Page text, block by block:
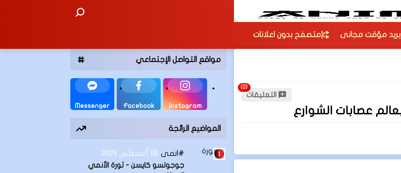
بريد مؤقت مجانى متصفح بدون اعلانات
التعليقات
مواقع التواصل الإجتماعي
Instagram
Facebook
Messenger
المواضيع الرائجة
انمى 06 أغسطس 2025
جوجوتسو كايسن - ثورة الأنمي